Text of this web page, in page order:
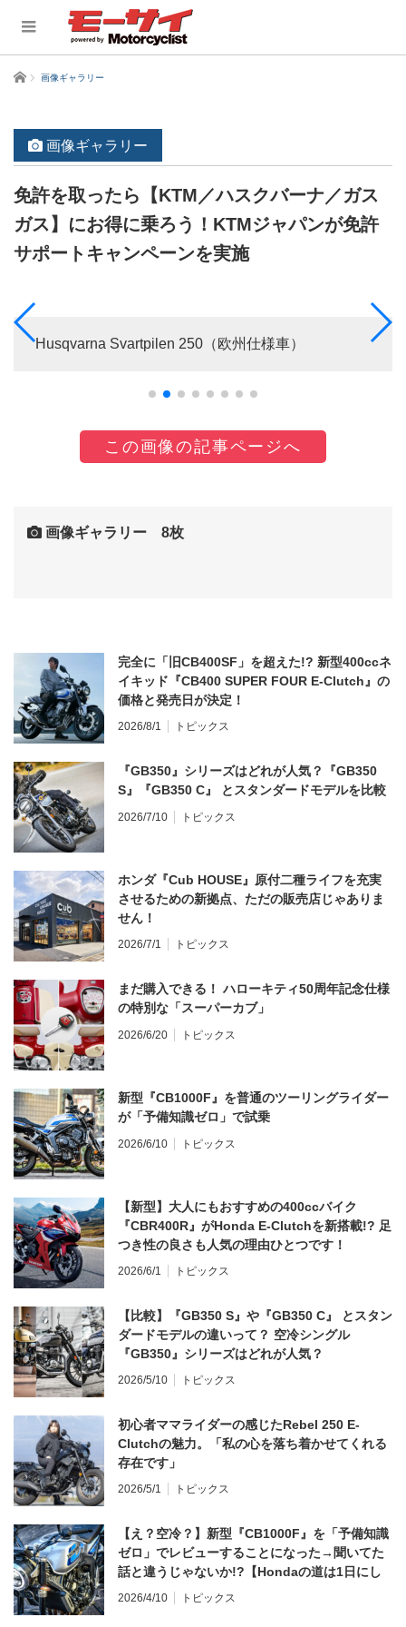
ホーム 画像ギャラリー
画像ギャラリー
免許を取ったら【KTM／ハスクバーナ／ガス
ガス】にお得に乗ろう！KTMジャパンが免許
サポートキャンペーンを実施
Husqvarna Svartpilen 250（欧州仕様車）
この画像の記事ページへ
画像ギャラリー 8枚
完全に「旧CB400SF」を超えた!? 新型400ccネ
イキッド『CB400 SUPER FOUR E-Clutch』の
価格と発売日が決定！
2026/8/1 トピックス
『GB350』シリーズはどれが人気？『GB350
S』『GB350 C』 とスタンダードモデルを比較
2026/7/10 トピックス
ホンダ『Cub HOUSE』原付二種ライフを充実
させるための新拠点、ただの販売店じゃありま
せん！
2026/7/1 トピックス
まだ購入できる！ ハローキティ50周年記念仕様
の特別な「スーパーカブ」
2026/6/20 トピックス
新型『CB1000F』を普通のツーリングライダー
が「予備知識ゼロ」で試乗
2026/6/10 トピックス
【新型】大人にもおすすめの400ccバイク
『CBR400R』がHonda E-Clutchを新搭載!? 足
つき性の良さも人気の理由ひとつです！
2026/6/1 トピックス
【比較】『GB350 S』や『GB350 C』 とスタン
ダードモデルの違いって？ 空冷シングル
『GB350』シリーズはどれが人気？
2026/5/10 トピックス
初心者ママライダーの感じたRebel 250 E-
Clutchの魅力。「私の心を落ち着かせてくれる
存在です」
2026/5/1 トピックス
【え？空冷？】新型『CB1000F』を「予備知識
ゼロ」でレビューすることになった→聞いてた
話と違うじゃないか!?【Hondaの道は1日にし
てならず／CB1000F ①第一印象 編】
2026/4/10 トピックス